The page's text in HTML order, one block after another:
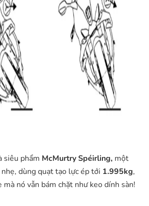
siêu phẩm McMurtry Spéirling, một
dùng quạt tạo lực ép tới 1.995kg,
nó vẫn bám chặt như keo dính sàn!